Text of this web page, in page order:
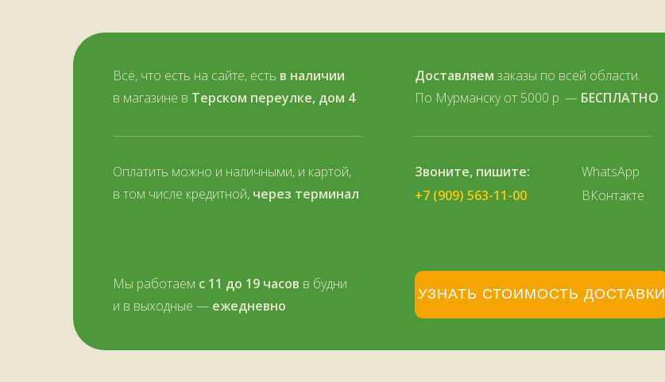
Всё, что есть на сайте, есть в наличии
в магазине в Терском переулке, дом 4
Доставляем заказы по всей области.
По Мурманску от 5000 р. — БЕСПЛАТНО
Оплатить можно и наличными, и картой,
в том числе кредитной, через терминал
Звоните, пишите:
+7 (909) 563-11-00
WhatsApp
ВКонтакте
Мы работаем с 11 до 19 часов в будни
и в выходные — ежедневно
УЗНАТЬ СТОИМОСТЬ ДОСТАВКИ